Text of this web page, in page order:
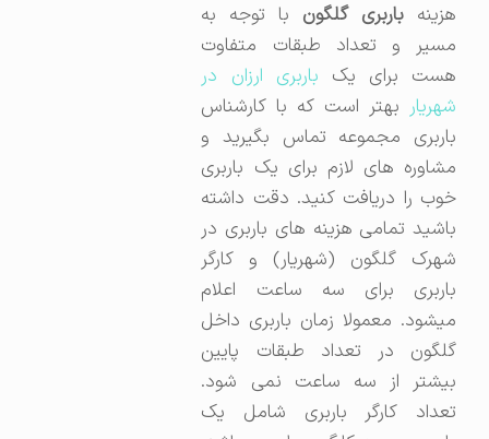
هزینهباربری گلگونبا توجه به
مسیر و تعداد طبقات متفاوت
هست برای یکباربری ارزان در
شهریاربهتر است که با کارشناس
باربری مجموعه تماس بگیرید و
مشاوره های لازم برای یک باربری
خوب را دریافت کنید. دقت داشته
باشید تمامی هزینه های باربری در
شهرک گلگون (شهریار) و کارگر
باربری برای سه ساعت اعلام
میشود. معمولا زمان باربری داخل
گلگون در تعداد طبقات پایین
بیشتر از سه ساعت نمی شود.
تعداد کارگر باربری شامل یک